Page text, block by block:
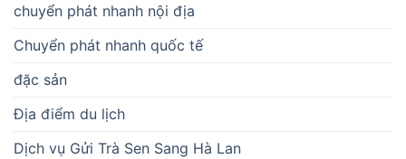
chuyển phát nhanh nội địa
Chuyển phát nhanh quốc tế
đặc sản
Địa điểm du lịch
Dịch vụ Gửi Trà Sen Sang Hà Lan